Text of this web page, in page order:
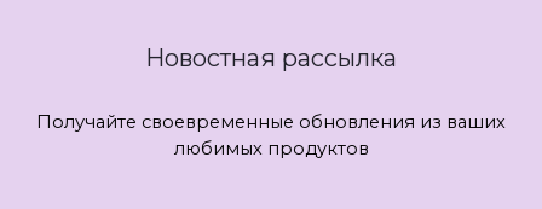
Новостная рассылка
Получайте своевременные обновления из ваших
любимых продуктов